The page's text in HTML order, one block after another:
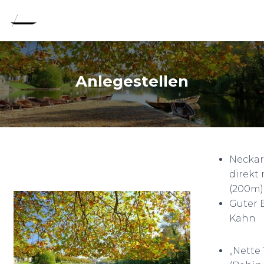
Anlegestellen
direkt
(200m)
Guter
Kahn
„Nette